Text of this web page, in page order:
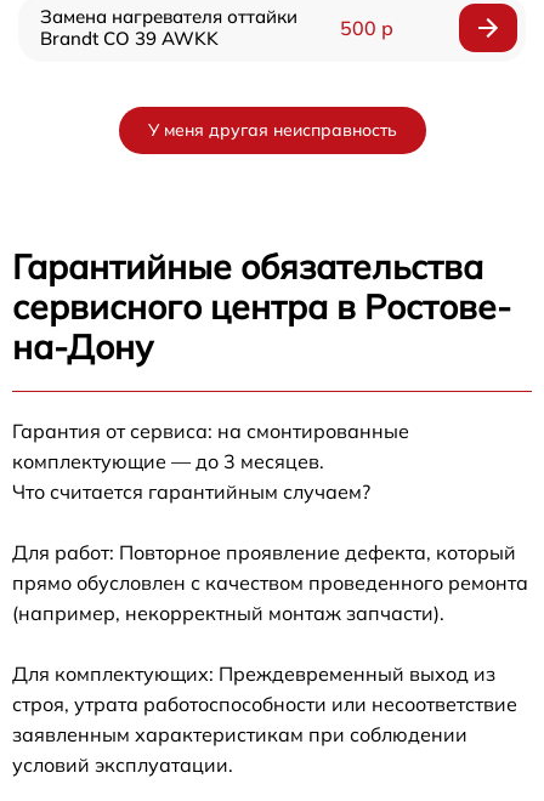
Замена нагревателя оттайки
Brandt CO 39 AWKK
500 р
У меня другая неисправность
Гарантийные обязательства
сервисного центра в Ростове-
на-Дону
Гарантия от сервиса: на смонтированные
комплектующие — до 3 месяцев.
Что считается гарантийным случаем?
Для работ: Повторное проявление дефекта, который
прямо обусловлен с качеством проведенного ремонта
(например, некорректный монтаж запчасти).
Для комплектующих: Преждевременный выход из
строя, утрата работоспособности или несоответствие
заявленным характеристикам при соблюдении
условий эксплуатации.